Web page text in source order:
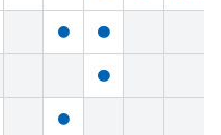
● ●
●
●